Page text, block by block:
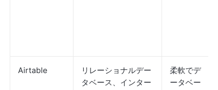
Airtable
リレーショナルデー
タベース、インター
柔軟でデ
ータベー